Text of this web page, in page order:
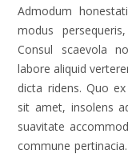
Admodum
modus
Consul scaevola
labore aliquid
dicta ridens. Quo
sit amet, insolens
suavitate
commune